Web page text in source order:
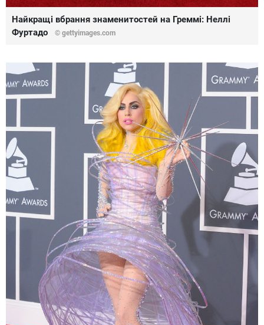
Найкращі вбрання знаменитостей на Греммі: Неллі
Фуртадо
© gettyimages.com